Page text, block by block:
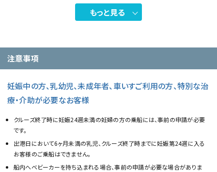
もっと見る
注意事項
妊娠中の方、乳幼児、未成年者、車いすご利用の方、特別な治
療・介助が必要なお客様
クルーズ終了時に妊娠24週未満の妊婦の方の乗船には、事前の申請が必要
です。
出港日において6ヶ月未満の乳児、クルーズ終了時までに妊娠第24週に入る
お客様のご乗船はできません。
船内へベビーカーを持ち込まれる場合、事前の申請が必要な場合がありま